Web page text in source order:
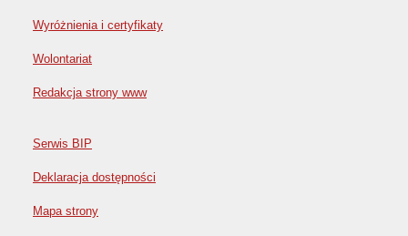
Wyróżnienia i certyfikaty
Wolontariat
Redakcja strony www
Serwis BIP
Deklaracja dostępności
Mapa strony